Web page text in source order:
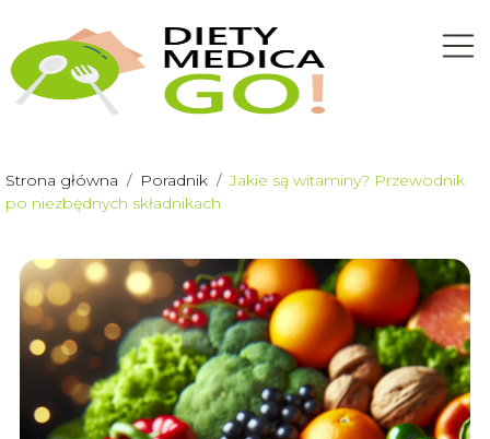
Strona główna / Poradnik /Jakie są witaminy? Przewodnik
po niezbędnych składnikach